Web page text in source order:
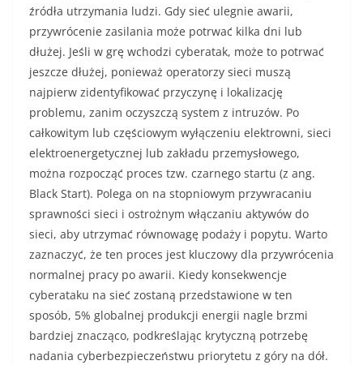
źródła utrzymania ludzi. Gdy sieć ulegnie awarii,
przywrócenie zasilania może potrwać kilka dni lub
dłużej. Jeśli w grę wchodzi cyberatak, może to potrwać
jeszcze dłużej, ponieważ operatorzy sieci muszą
najpierw zidentyfikować przyczynę i lokalizację
problemu, zanim oczyszczą system z intruzów. Po
całkowitym lub częściowym wyłączeniu elektrowni, sieci
elektroenergetycznej lub zakładu przemysłowego,
można rozpocząć proces tzw. czarnego startu (z ang.
Black Start). Polega on na stopniowym przywracaniu
sprawności sieci i ostrożnym włączaniu aktywów do
sieci, aby utrzymać równowagę podaży i popytu. Warto
zaznaczyć, że ten proces jest kluczowy dla przywrócenia
normalnej pracy po awarii. Kiedy konsekwencje
cyberataku na sieć zostaną przedstawione w ten
sposób, 5% globalnej produkcji energii nagle brzmi
bardziej znacząco, podkreślając krytyczną potrzebę
nadania cyberbezpieczeństwu priorytetu z góry na dół.